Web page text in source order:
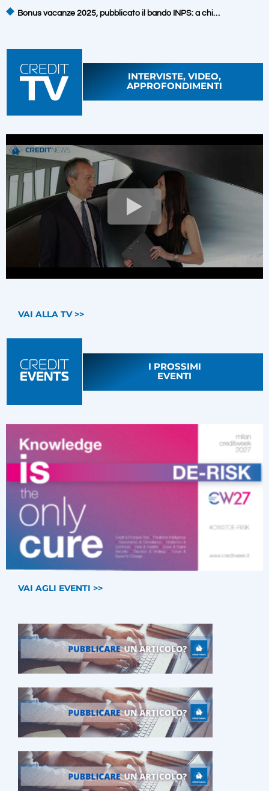
Bonus vacanze 2025, pubblicato il bando INPS: a chi…
INTERVISTE, VIDEO,
APPROFONDIMENTI
VAI ALLA TV >>
I PROSSIMI
EVENTI
VAI AGLI EVENTI >>